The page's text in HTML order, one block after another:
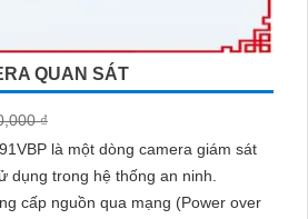
QUAN SÁT
₫
là một dòng camera giám sát
dụng trong hệ thống an ninh.
cấp nguồn qua mạng (Power over